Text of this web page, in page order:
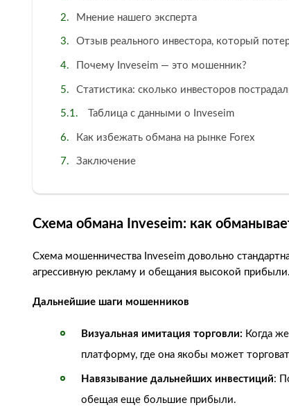
Мнение нашего эксперта
Отзыв реального инвестора, который
Почему Inveseim — это мошенник?
Статистика: сколько инвесторов
Таблица с данными о Inveseim
Как избежать обмана на рынке Forex
Заключение
Схема обмана Inveseim: как
Схема мошенничества Inveseim довольно
агрессивную рекламу и обещания высокой
Дальнейшие шаги мошенников
Визуальная имитация торговли: Когда
платформу, где она якобы может
Навязывание дальнейших инвестиций:
обещая еще большие прибыли.